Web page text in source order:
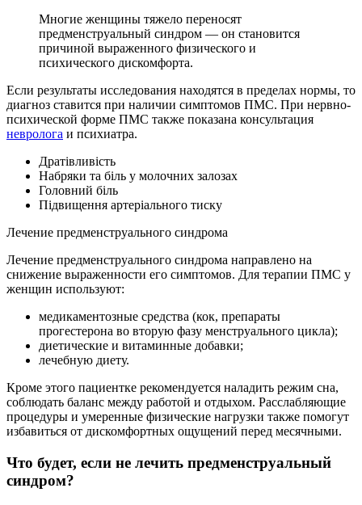
Многие женщины тяжело переносят
предменструальный синдром — он становится
причиной выраженного физического и
психического дискомфорта.
Если результаты исследования находятся в пределах нормы, то
диагноз ставится при наличии симптомов ПМС. При нервно-
психической форме ПМС также показана консультация
невролога и психиатра.
Дратівливість
Набряки та біль у молочних залозах
Головний біль
Підвищення артеріального тиску
Лечение предменструального синдрома
Лечение предменструального синдрома направлено на
снижение выраженности его симптомов. Для терапии ПМС у
женщин используют:
медикаментозные средства (кок, препараты
прогестерона во вторую фазу менструального цикла);
диетические и витаминные добавки;
лечебную диету.
Кроме этого пациентке рекомендуется наладить режим сна,
соблюдать баланс между работой и отдыхом. Расслабляющие
процедуры и умеренные физические нагрузки также помогут
избавиться от дискомфортных ощущений перед месячными.
Что будет, если не лечить предменструальный
синдром?